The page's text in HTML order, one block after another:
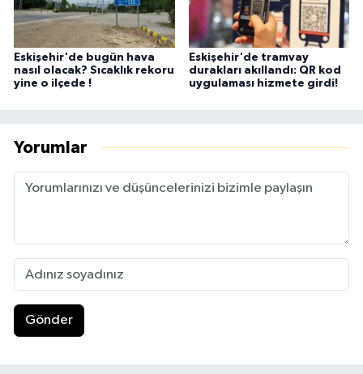
Eskişehir'de bugün hava
nasıl olacak? Sıcaklık rekoru
yine o ilçede !
Eskişehir'de tramvay
durakları akıllandı: QR kod
uygulaması hizmete girdi!
Yorumlar
Gönder